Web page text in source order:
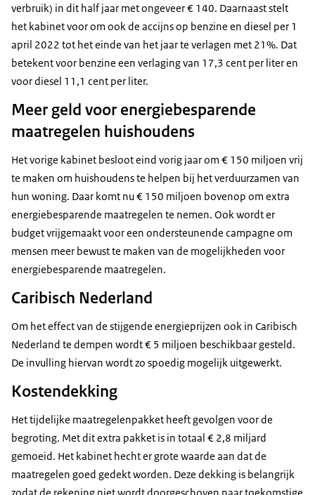
verbruik) in dit half jaar met ongeveer € 140. Daarnaast stelt
het kabinet voor om ook de accijns op benzine en diesel per 1
april 2022 tot het einde van het jaar te verlagen met 21%. Dat
betekent voor benzine een verlaging van 17,3 cent per liter en
voor diesel 11,1 cent per liter.
Meer geld voor energiebesparende
maatregelen huishoudens
Het vorige kabinet besloot eind vorig jaar om € 150 miljoen vrij
te maken om huishoudens te helpen bij het verduurzamen van
hun woning. Daar komt nu € 150 miljoen bovenop om extra
energiebesparende maatregelen te nemen. Ook wordt er
budget vrijgemaakt voor een ondersteunende campagne om
mensen meer bewust te maken van de mogelijkheden voor
energiebesparende maatregelen.
Caribisch Nederland
Om het effect van de stijgende energieprijzen ook in Caribisch
Nederland te dempen wordt € 5 miljoen beschikbaar gesteld.
De invulling hiervan wordt zo spoedig mogelijk uitgewerkt.
Kostendekking
Het tijdelijke maatregelenpakket heeft gevolgen voor de
begroting. Met dit extra pakket is in totaal € 2,8 miljard
gemoeid. Het kabinet hecht er grote waarde aan dat de
maatregelen goed gedekt worden. Deze dekking is belangrijk
zodat de rekening niet wordt doorgeschoven naar toekomstige